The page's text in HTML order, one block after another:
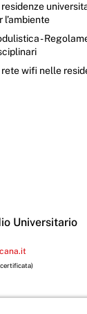
residenze
l’ambiente
-
rete wifi nelle
Universitario